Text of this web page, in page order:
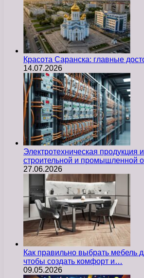
Красота Саранска: главные
14.07.2026
Электротехническая продукция
строительной и промышленной
27.06.2026
Как правильно выбрать мебель
чтобы создать комфорт и…
09.05.2026